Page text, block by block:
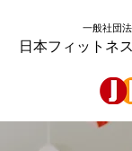
一般社団
日本フィットネ